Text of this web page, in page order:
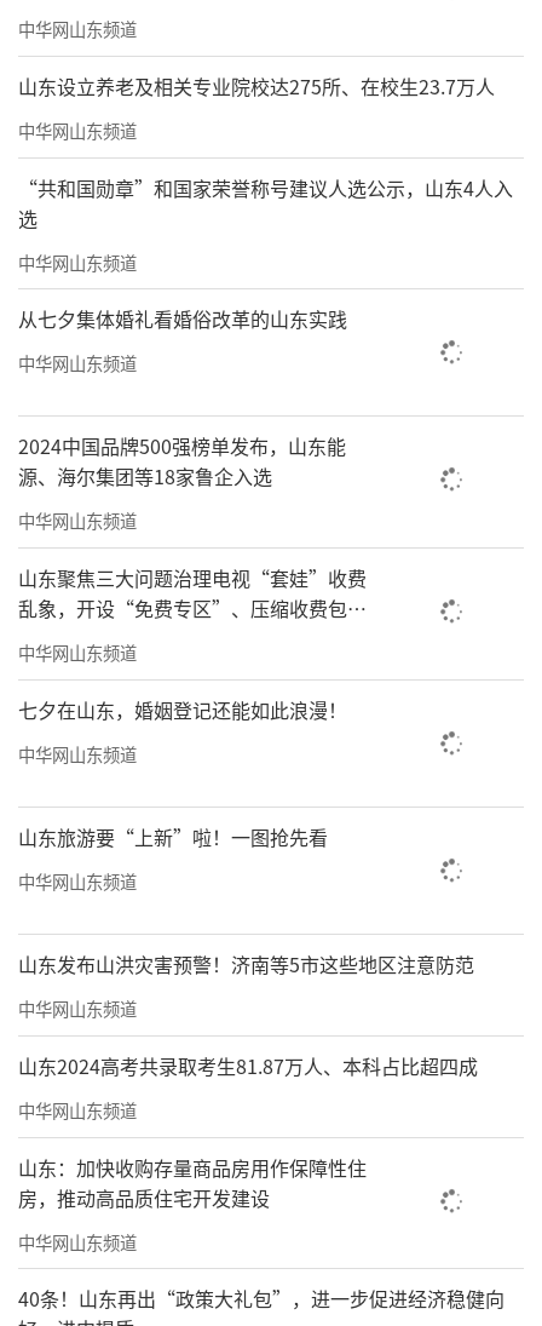
（采访/林亭来源：艺术厦航）
画家简介
中华网山东频道
山东设立养老及相关专业院校达275所、在校生23.7万人
中华网山东频道
“共和国勋章”和国家荣誉称号建议人选公示，山东4人入
选
中华网山东频道
从七夕集体婚礼看婚俗改革的山东实践
中华网山东频道
2024中国品牌500强榜单发布，山东能
源、海尔集团等18家鲁企入选
中华网山东频道
山东聚焦三大问题治理电视“套娃”收费
乱象，开设“免费专区”、压缩收费包比
例70%以上
中华网山东频道
七夕在山东，婚姻登记还能如此浪漫！
中华网山东频道
山东旅游要“上新”啦！一图抢先看
中华网山东频道
山东发布山洪灾害预警！济南等5市这些地区注意防范
中华网山东频道
山东2024高考共录取考生81.87万人、本科占比超四成
中华网山东频道
山东：加快收购存量商品房用作保障性住
房，推动高品质住宅开发建设
中华网山东频道
40条！山东再出“政策大礼包”，进一步促进经济稳健向